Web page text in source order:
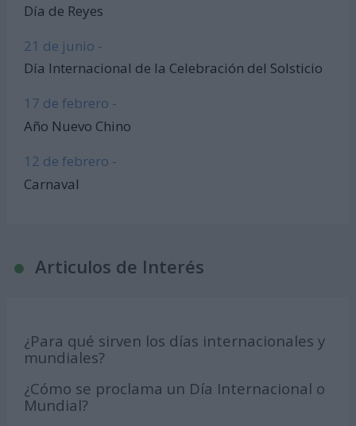
Día de Reyes
21 de junio -
Día Internacional de la Celebración del Solsticio
17 de febrero -
Año Nuevo Chino
12 de febrero -
Carnaval
Articulos de Interés
¿Para qué sirven los días internacionales y
mundiales?
¿Cómo se proclama un Día Internacional o
Mundial?